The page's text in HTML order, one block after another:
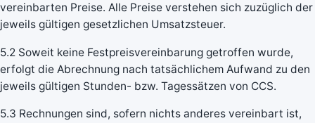
vereinbarten Preise. Alle Preise verstehen sich zuzüglich der
jeweils gültigen gesetzlichen Umsatzsteuer.
5.2 Soweit keine Festpreisvereinbarung getroffen wurde,
erfolgt die Abrechnung nach tatsächlichem Aufwand zu den
jeweils gültigen Stunden- bzw. Tagessätzen von CCS.
5.3 Rechnungen sind, sofern nichts anderes vereinbart ist,